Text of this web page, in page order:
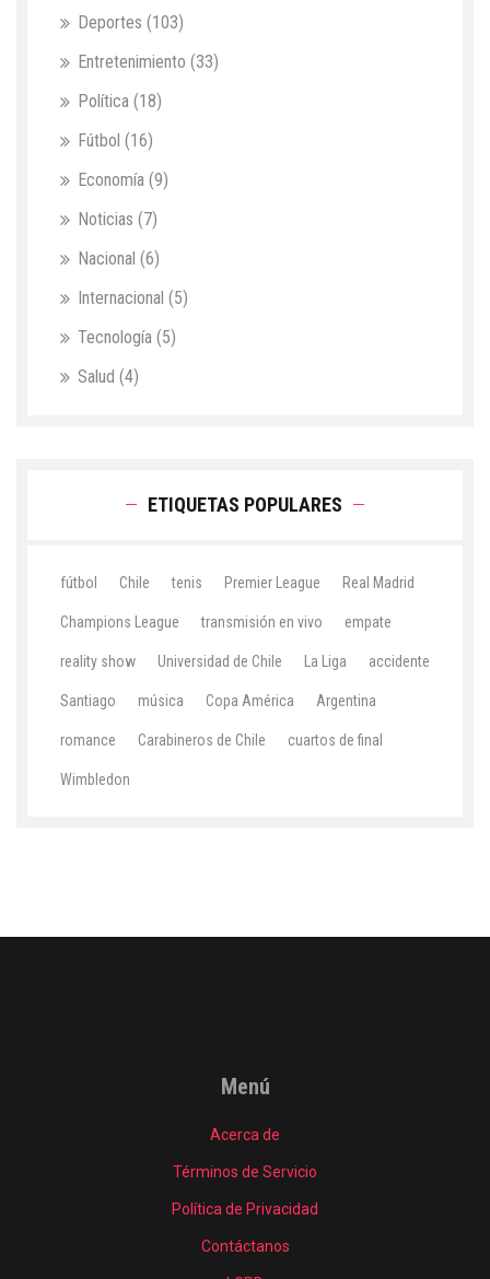
Deportes (103)
Entretenimiento (33)
Política (18)
Fútbol (16)
Economía (9)
Noticias (7)
Nacional (6)
Internacional (5)
Tecnología (5)
Salud (4)
ETIQUETAS POPULARES
fútbol Chile tenis Premier League Real Madrid
Champions League transmisión en vivo empate
reality show Universidad de Chile La Liga accidente
Santiago música Copa América Argentina
romance Carabineros de Chile cuartos de final
Wimbledon
Menú
Acerca de
Términos de Servicio
Política de Privacidad
Contáctanos